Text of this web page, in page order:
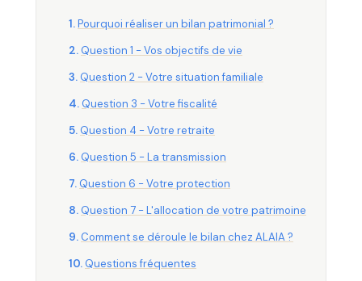
Pourquoi réaliser un bilan patrimonial ?
Question 1 - Vos objectifs de vie
Question 2 - Votre situation familiale
Question 3 - Votre fiscalité
Question 4 - Votre retraite
Question 5 - La transmission
Question 6 - Votre protection
Question 7 - L'allocation de votre patrimoine
Comment se déroule le bilan chez ALAIA ?
Questions fréquentes